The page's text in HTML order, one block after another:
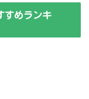
すめランキ